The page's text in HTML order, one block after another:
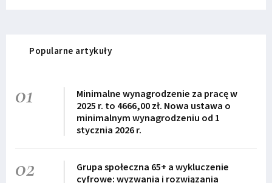
Popularne artykuły
01
Minimalne wynagrodzenie za pracę w
2025 r. to 4666,00 zł. Nowa ustawa o
minimalnym wynagrodzeniu od 1
stycznia 2026 r.
02
Grupa społeczna 65+ a wykluczenie
cyfrowe: wyzwania i rozwiązania